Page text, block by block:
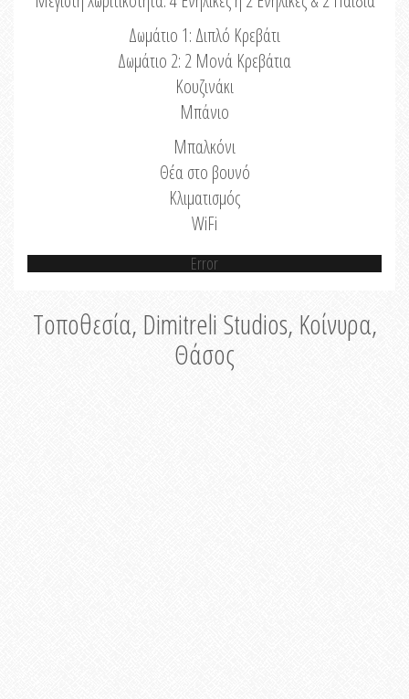
Δωμάτιο 1: Διπλό Κρεβάτι
Δωμάτιο 2: 2 Μονά Κρεβάτια
Κουζινάκι
Μπάνιο
Μπαλκόνι
Θέα στο βουνό
Κλιματισμός
WiFi
Error
Τοποθεσία, Dimitreli Studios, Κοίνυρα,
Θάσος